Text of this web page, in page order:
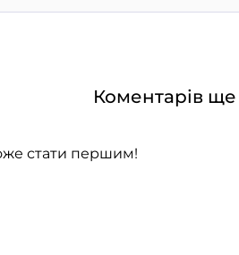
Коментарів
стати першим!